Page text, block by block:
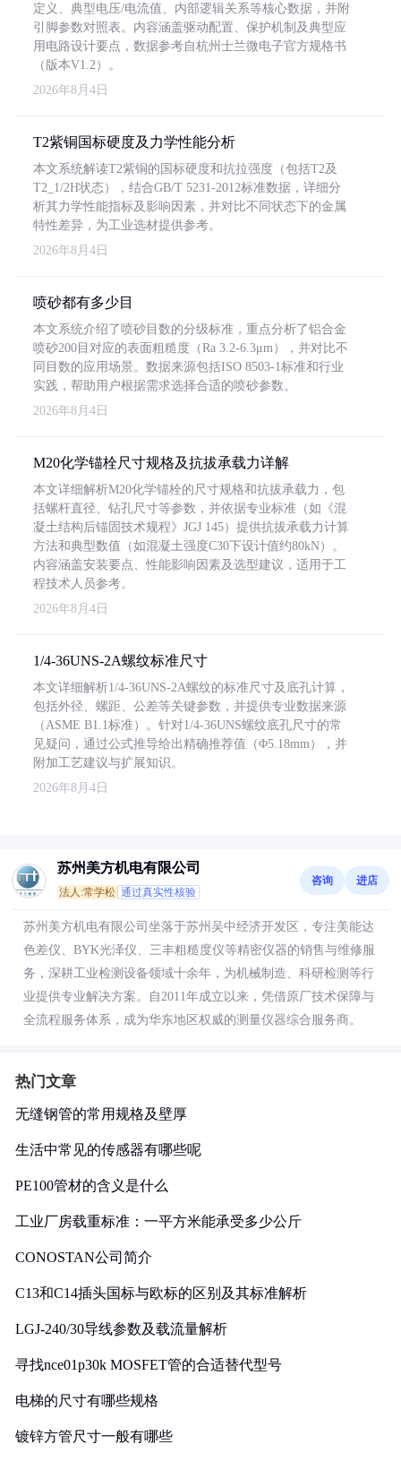
定义、典型电压/电流值、内部逻辑关系等核心数据，并附
引脚参数对照表。内容涵盖驱动配置、保护机制及典型应
用电路设计要点，数据参考自杭州士兰微电子官方规格书
（版本V1.2）。
2026年8月4日
T2紫铜国标硬度及力学性能分析
本文系统解读T2紫铜的国标硬度和抗拉强度（包括T2及
T2_1/2H状态），结合GB/T 5231-2012标准数据，详细分
析其力学性能指标及影响因素，并对比不同状态下的金属
特性差异，为工业选材提供参考。
2026年8月4日
喷砂都有多少目
本文系统介绍了喷砂目数的分级标准，重点分析了铝合金
喷砂200目对应的表面粗糙度（Ra 3.2-6.3μm），并对比不
同目数的应用场景。数据来源包括ISO 8503-1标准和行业
实践，帮助用户根据需求选择合适的喷砂参数。
2026年8月4日
M20化学锚栓尺寸规格及抗拔承载力详解
本文详细解析M20化学锚栓的尺寸规格和抗拔承载力，包
括螺杆直径、钻孔尺寸等参数，并依据专业标准（如《混
凝土结构后锚固技术规程》JGJ 145）提供抗拔承载力计算
方法和典型数值（如混凝土强度C30下设计值约80kN）。
内容涵盖安装要点、性能影响因素及选型建议，适用于工
程技术人员参考。
2026年8月4日
1/4-36UNS-2A螺纹标准尺寸
本文详细解析1/4-36UNS-2A螺纹的标准尺寸及底孔计算，
包括外径、螺距、公差等关键参数，并提供专业数据来源
（ASME B1.1标准）。针对1/4-36UNS螺纹底孔尺寸的常
见疑问，通过公式推导给出精确推荐值（Φ5.18mm），并
附加工艺建议与扩展知识。
2026年8月4日
苏州美方机电有限公司
法人:常学松 通过真实性核验
咨询 进店
苏州美方机电有限公司坐落于苏州吴中经济开发区，专注美能达
色差仪、BYK光泽仪、三丰粗糙度仪等精密仪器的销售与维修服
务，深耕工业检测设备领域十余年，为机械制造、科研检测等行
业提供专业解决方案。自2011年成立以来，凭借原厂技术保障与
全流程服务体系，成为华东地区权威的测量仪器综合服务商。
热门文章
无缝钢管的常用规格及壁厚
生活中常见的传感器有哪些呢
PE100管材的含义是什么
工业厂房载重标准：一平方米能承受多少公斤
CONOSTAN公司简介
C13和C14插头国标与欧标的区别及其标准解析
LGJ-240/30导线参数及载流量解析
寻找nce01p30k MOSFET管的合适替代型号
电梯的尺寸有哪些规格
镀锌方管尺寸一般有哪些